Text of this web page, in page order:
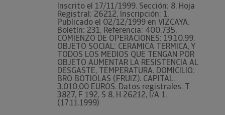
Inscrito el 17/11/1999. Sección: 8, Hoja
Registral: 26212, Inscripción: 1.
Publicado el 02/12/1999 en VIZCAYA.
Boletín: 231, Referencia: 400.735.
COMIENZO DE OPERACIONES: 19.10.99.
OBJETO SOCIAL: CERAMICA TERMICA, Y
TODOS LOS MEDIOS QUE TENGAN POR
OBJETO AUMENTAR LA RESISTENCIA AL
DESGASTE, TEMPERATURA. DOMICILIO:
BRO BOTIOLAS (FRUIZ). CAPITAL:
3.010,00 EUROS. Datos registrales. T
3827, F 192, S 8, H 26212, I/A 1,
(17.11.1999)